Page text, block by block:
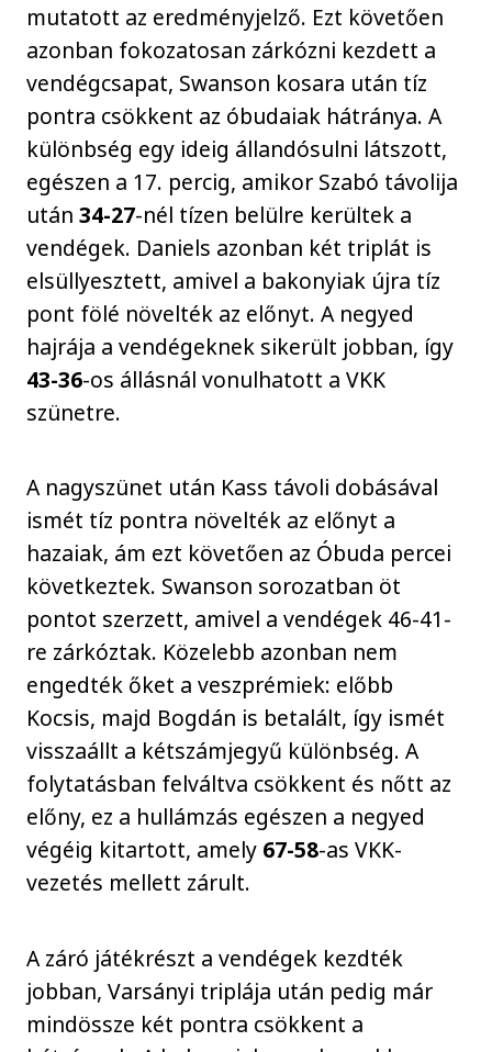
mutatott az eredményjelző. Ezt követően
azonban fokozatosan zárkózni kezdett a
vendégcsapat, Swanson kosara után tíz
pontra csökkent az óbudaiak hátránya. A
különbség egy ideig állandósulni látszott,
egészen a 17. percig, amikor Szabó távolija
után34-27-nél tízen belülre kerültek a
vendégek. Daniels azonban két triplát is
elsüllyesztett, amivel a bakonyiak újra tíz
pont fölé növelték az előnyt. A negyed
hajrája a vendégeknek sikerült jobban, így
43-36-os állásnál vonulhatott a VKK
szünetre.
A nagyszünet után Kass távoli dobásával
ismét tíz pontra növelték az előnyt a
hazaiak, ám ezt követően az Óbuda percei
következtek. Swanson sorozatban öt
pontot szerzett, amivel a vendégek 46-41-
re zárkóztak. Közelebb azonban nem
engedték őket a veszprémiek: előbb
Kocsis, majd Bogdán is betalált, így ismét
visszaállt a kétszámjegyű különbség. A
folytatásban felváltva csökkent és nőtt az
előny, ez a hullámzás egészen a negyed
végéig kitartott, amely 67-58-as VKK-
vezetés mellett zárult.
A záró játékrészt a vendégek kezdték
jobban, Varsányi triplája után pedig már
mindössze két pontra csökkent a